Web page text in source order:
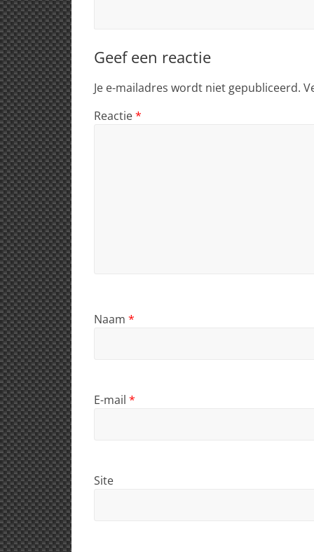
Geef een reactie
Je e-mailadres wordt niet gepubliceerd.
Reactie*
Naam *
E-mail *
Site